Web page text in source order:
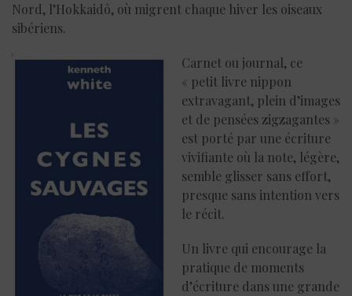
Nord, l’Hokkaidô, où migrent chaque hiver les oiseaux
sibériens.
Carnet ou journal, ce
« petit livre nippon
extravagant, plein d’images
et de pensées zigzagantes »
est porté par une écriture
vivifiante où la note, légère,
semble glisser sans effort,
presque sans intention vers
le récit.
Un livre qui encourage la
pratique de moments
d’écriture dans une grande